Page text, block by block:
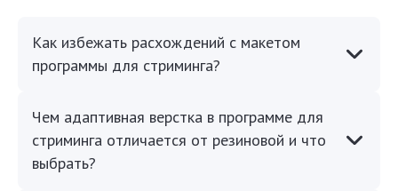
Как избежать расхождений с макетом
программы для стриминга?
Чем адаптивная верстка в программе для
стриминга отличается от резиновой и что
выбрать?